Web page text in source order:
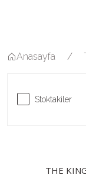
Anasayfa
Stoktakiler
THE